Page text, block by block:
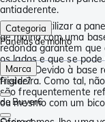
antiaderente.
Pretende utilizar a
de molho com uma
redonda garantem
os lados e que se
panela. Devido à
frigideira. Como tal,
são frequentemente
ou mesmo com um
Categoria
Panelas de molho
Marca
Fissler7
de Buyer6